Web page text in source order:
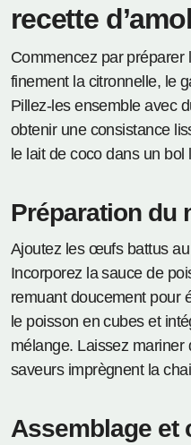
recette
Commencez par préparer
finement la citronnelle, le
Pillez-les ensemble avec
obtenir une consistance
le lait de coco dans un bol
Préparation du
Ajoutez les œufs battus
Incorporez la sauce de
remuant doucement pour
le poisson en cubes et
mélange. Laissez mariner
saveurs imprègnent la
Assemblage et